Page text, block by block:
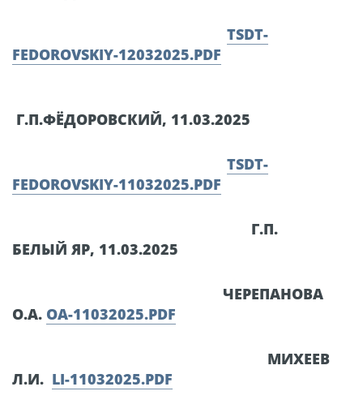
TSDT-
FEDOROVSKIY-12032025.PDF
Г.П.ФЁДОРОВСКИЙ, 11.03.2025
TSDT-
FEDOROVSKIY-11032025.PDF
Г.П.
БЕЛЫЙ ЯР, 11.03.2025
ЧЕРЕПАНОВА
О.А. OA-11032025.PDF
МИХЕЕВ
Л.И. LI-11032025.PDF